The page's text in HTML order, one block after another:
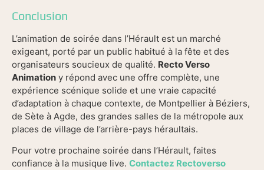
Conclusion
L’animation de soirée dans l’Hérault est un marché
exigeant, porté par un public habitué à la fête et des
organisateurs soucieux de qualité. Recto Verso
Animation y répond avec une offre complète, une
expérience scénique solide et une vraie capacité
d’adaptation à chaque contexte, de Montpellier à Béziers,
de Sète à Agde, des grandes salles de la métropole aux
places de village de l’arrière-pays héraultais.
Pour votre prochaine soirée dans l’Hérault, faites
confiance à la musique live. Contactez Rectoverso